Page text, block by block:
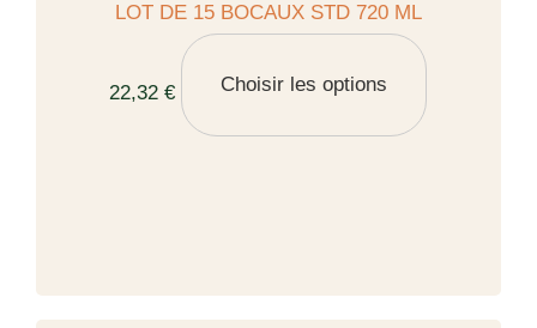
LOT DE 15 BOCAUX STD 720 ML
22,32 € Choisir les options